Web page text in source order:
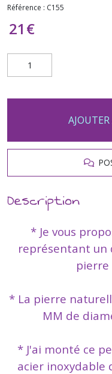
Référence : C155
21 €
Description
* Je vous
représentant un
pierre
* La pierre
MM de
* J'ai monté ce
acier inoxydable